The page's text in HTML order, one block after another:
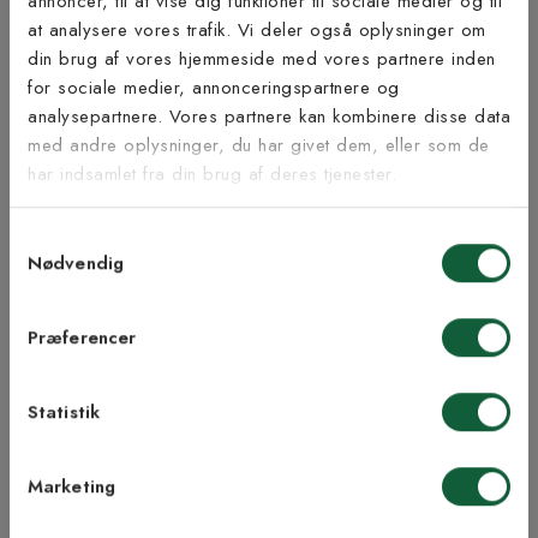
at analysere vores trafik. Vi deler også oplysninger om
din brug af vores hjemmeside med vores partnere inden
for sociale medier, annonceringspartnere og
analysepartnere. Vores partnere kan kombinere disse data
med andre oplysninger, du har givet dem, eller som de
har indsamlet fra din brug af deres tjenester.
Nødvendig
Præferencer
Statistik
Marketing
Inspiration fra @kilandsofficial
Tilmeld dig vores
nyhedsbrev
Vær blandt de første til at modtage vores tilbud,
tips og nyheder.
Samtykke til Kilands vilkår
modtage nyhedsbreve fra Kilands